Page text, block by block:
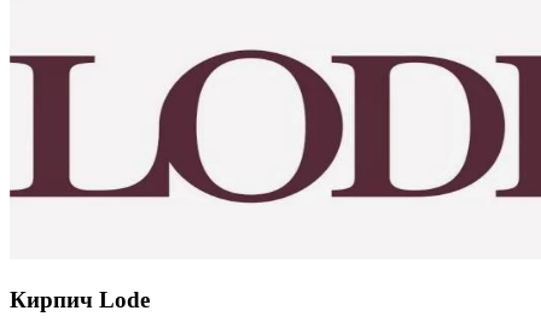
Кирпич Lode